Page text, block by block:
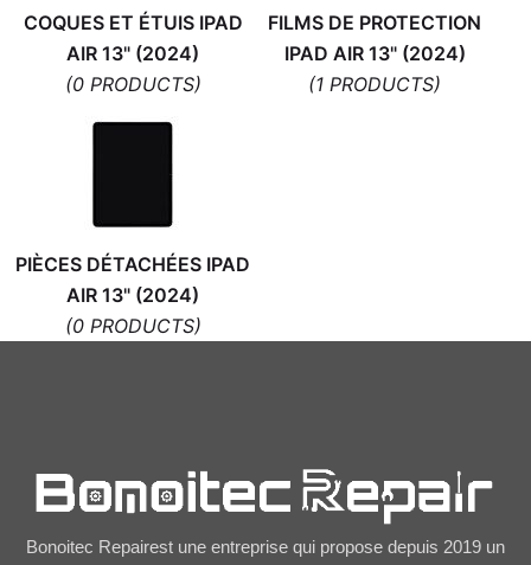
COQUES ET ÉTUIS IPAD
AIR 13" (2024)
(0 PRODUCTS)
FILMS DE PROTECTION
IPAD AIR 13" (2024)
(1 PRODUCTS)
PIÈCES DÉTACHÉES IPAD
AIR 13" (2024)
(0 PRODUCTS)
Bonoitec Repairest une entreprise qui propose depuis 2019 un